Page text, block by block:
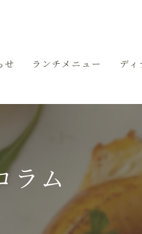
せ ランチメニュー デ
ラム